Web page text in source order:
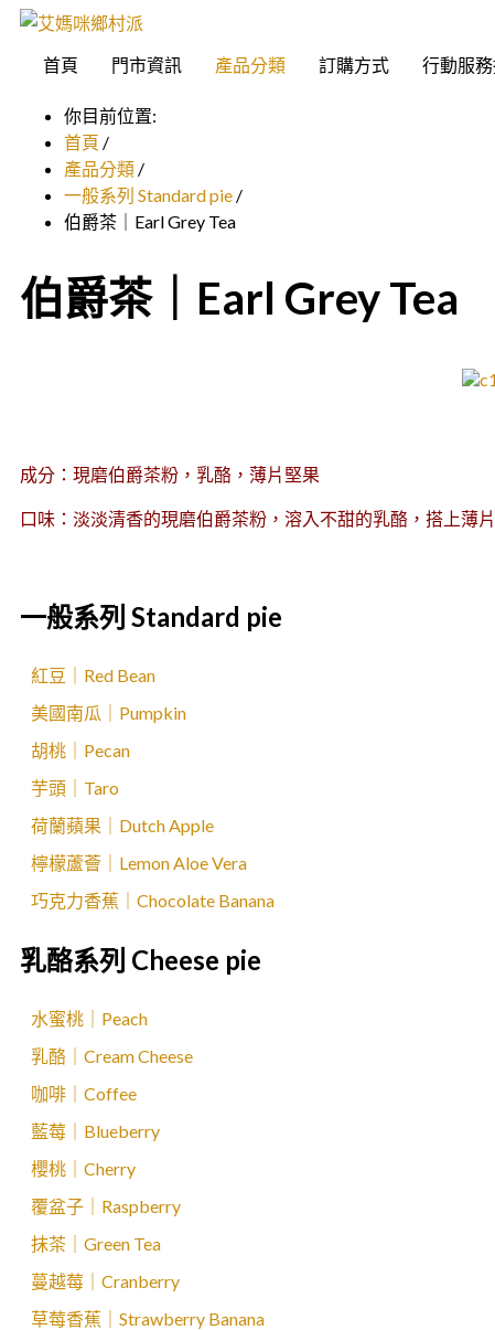
首頁 門市資訊 產品分類 訂購方式 行動服
你目前位置:
首頁 /
產品分類 /
一般系列 Standard pie /
伯爵茶｜Earl Grey Tea
伯爵茶｜Earl Grey Tea
成分：現磨伯爵茶粉，乳酪，薄片堅果
口味：淡淡清香的現磨伯爵茶粉，溶入不甜的乳酪，搭上薄
一般系列 Standard pie
紅豆｜Red Bean
美國南瓜｜Pumpkin
胡桃｜Pecan
芋頭｜Taro
荷蘭蘋果｜Dutch Apple
檸檬蘆薈｜Lemon Aloe Vera
巧克力香蕉｜Chocolate Banana
乳酪系列 Cheese pie
水蜜桃｜Peach
乳酪｜Cream Cheese
咖啡｜Coffee
藍莓｜Blueberry
櫻桃｜Cherry
覆盆子｜Raspberry
抹茶｜Green Tea
蔓越莓｜Cranberry
草莓香蕉｜Strawberry Banana